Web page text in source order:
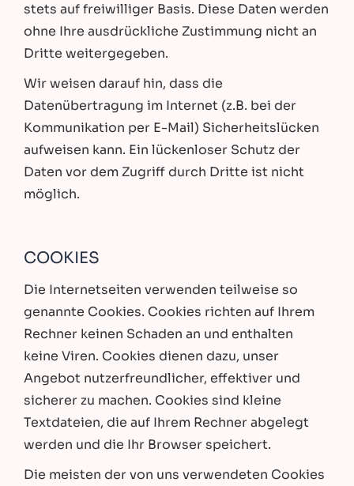
stets auf freiwilliger Basis. Diese Daten werden
ohne Ihre ausdrückliche Zustimmung nicht an
Dritte weitergegeben.
Wir weisen darauf hin, dass die
Datenübertragung im Internet (z.B. bei der
Kommunikation per E-Mail) Sicherheitslücken
aufweisen kann. Ein lückenloser Schutz der
Daten vor dem Zugriff durch Dritte ist nicht
möglich.
COOKIES
Die Internetseiten verwenden teilweise so
genannte Cookies. Cookies richten auf Ihrem
Rechner keinen Schaden an und enthalten
keine Viren. Cookies dienen dazu, unser
Angebot nutzerfreundlicher, effektiver und
sicherer zu machen. Cookies sind kleine
Textdateien, die auf Ihrem Rechner abgelegt
werden und die Ihr Browser speichert.
Die meisten der von uns verwendeten Cookies